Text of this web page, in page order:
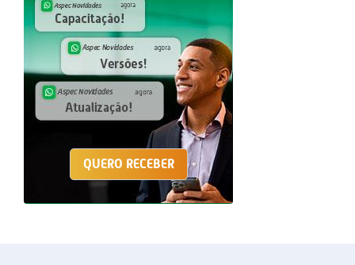
QUERO RECEBER